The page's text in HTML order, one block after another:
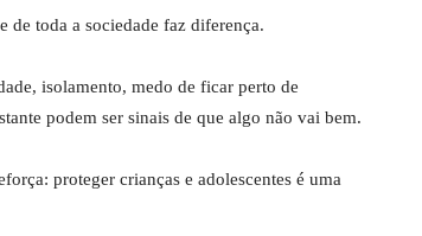
de toda a sociedade faz diferença.
isolamento, medo de ficar perto de
podem ser sinais de que algo não vai bem.
proteger crianças e adolescentes é uma